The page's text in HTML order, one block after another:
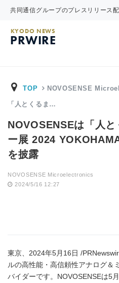
共同通信グループのプレスリリース
KYODO NEWS
PRWIRE
TOP NOVOSENSE
「人とくるま…
NOVOSENSEは「人
ー展 2024
を披露
NOVOSENSE Microelectronics
2024/5/16 12:27
東京、2024年5月16日 /
ルの高性能・高信頼性アナログ＆
バイダーです。NOVOSENSEは5